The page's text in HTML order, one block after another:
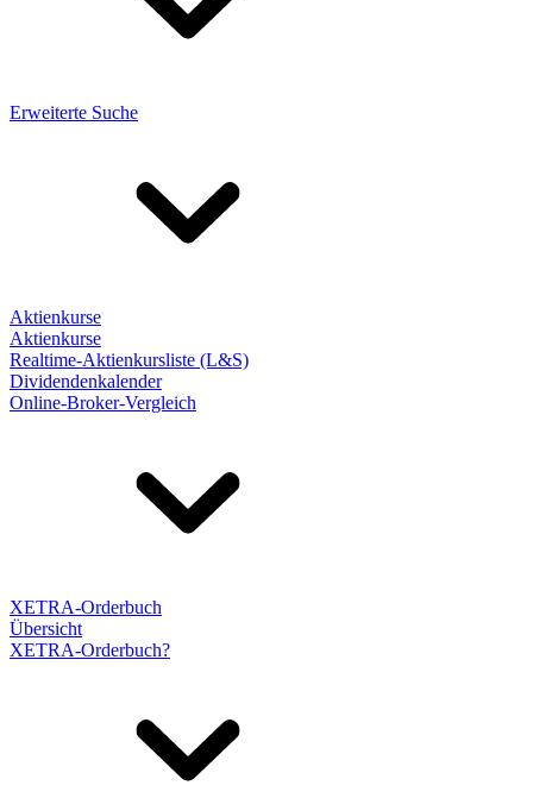
Erweiterte Suche
Aktienkurse
Aktienkurse
Realtime-Aktienkursliste (L&S)
Dividendenkalender
Online-Broker-Vergleich
XETRA-Orderbuch
Übersicht
XETRA-Orderbuch?